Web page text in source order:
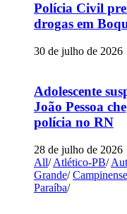
Polícia Civil
drogas em
30 de julho de 2026
Adolescente
João Pessoa
polícia no RN
28 de julho de 2026
All/ Atlético-PB/
Grande/ Campinense
Paraíba/